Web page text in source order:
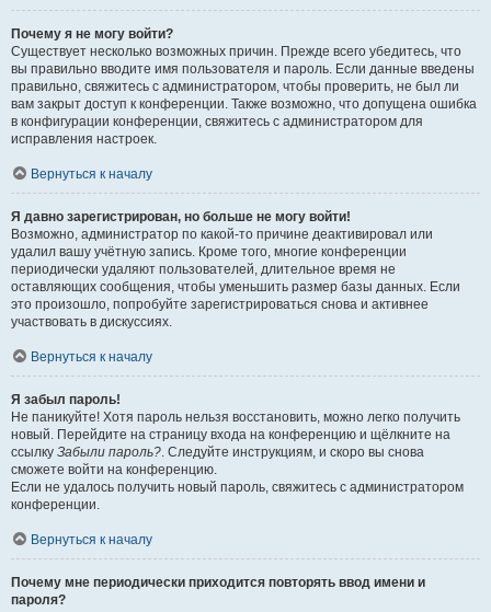
Почему я не могу войти?
Существует несколько возможных причин. Прежде всего убедитесь, что
вы правильно вводите имя пользователя и пароль. Если данные введены
правильно, свяжитесь с администратором, чтобы проверить, не был ли
вам закрыт доступ к конференции. Также возможно, что допущена ошибка
в конфигурации конференции, свяжитесь с администратором для
исправления настроек.
Вернуться к началу
Я давно зарегистрирован, но больше не могу войти!
Возможно, администратор по какой-то причине деактивировал или
удалил вашу учётную запись. Кроме того, многие конференции
периодически удаляют пользователей, длительное время не
оставляющих сообщения, чтобы уменьшить размер базы данных. Если
это произошло, попробуйте зарегистрироваться снова и активнее
участвовать в дискуссиях.
Вернуться к началу
Я забыл пароль!
Не паникуйте! Хотя пароль нельзя восстановить, можно легко получить
новый. Перейдите на страницу входа на конференцию и щёлкните на
ссылку Забыли пароль?. Следуйте инструкциям, и скоро вы снова
сможете войти на конференцию.
Если не удалось получить новый пароль, свяжитесь с администратором
конференции.
Вернуться к началу
Почему мне периодически приходится повторять ввод имени и
пароля?